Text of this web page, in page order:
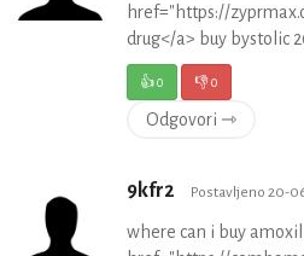
href="https://
drug</a> buy bystolic
👍0 👎0
Odgovori ⇾
9kfr2 Postavljeno 20-
where can i buy amoxil